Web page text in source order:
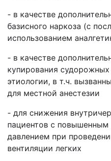
- в качестве
базисного наркоза (с
использованием
- в качестве
купирования
этиологии, в т.ч.
для местной анестезии
- для снижения
пациентов с
давлением при
вентиляции легких